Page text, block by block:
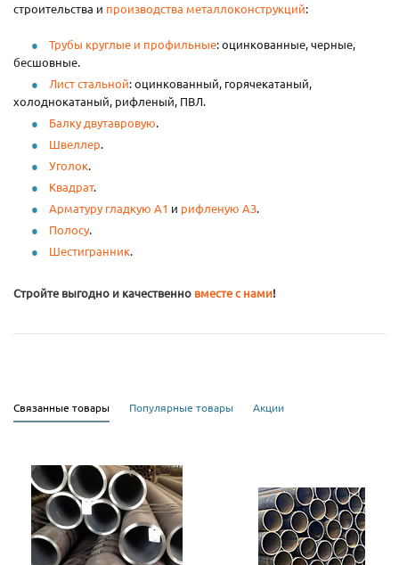
строительства и производства металлоконструкций:
Трубы круглые и профильные: оцинкованные, черные,
бесшовные.
Лист стальной: оцинкованный, горячекатаный,
холоднокатаный, рифленый, ПВЛ.
Балку двутавровую.
Швеллер.
Уголок.
Квадрат.
Арматуру гладкую А1 и рифленую А3.
Полосу.
Шестигранник.
Стройте выгодно и качественно вместе с нами!
Связанные товары Популярные товары Акции